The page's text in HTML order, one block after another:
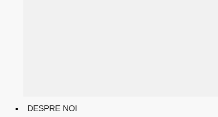
DESPRE NOI